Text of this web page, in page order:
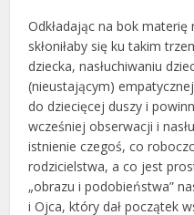
Odkładając na bok
skłoniłaby się ku takim
dziecka, nasłuchiwaniu
(nieustającym)
do dziecięcej duszy i
wcześniej obserwacji i
istnienie czegoś, co
rodzicielstwa, a co jest
„obrazu i podobieństwa”
i Ojca, który dał początek